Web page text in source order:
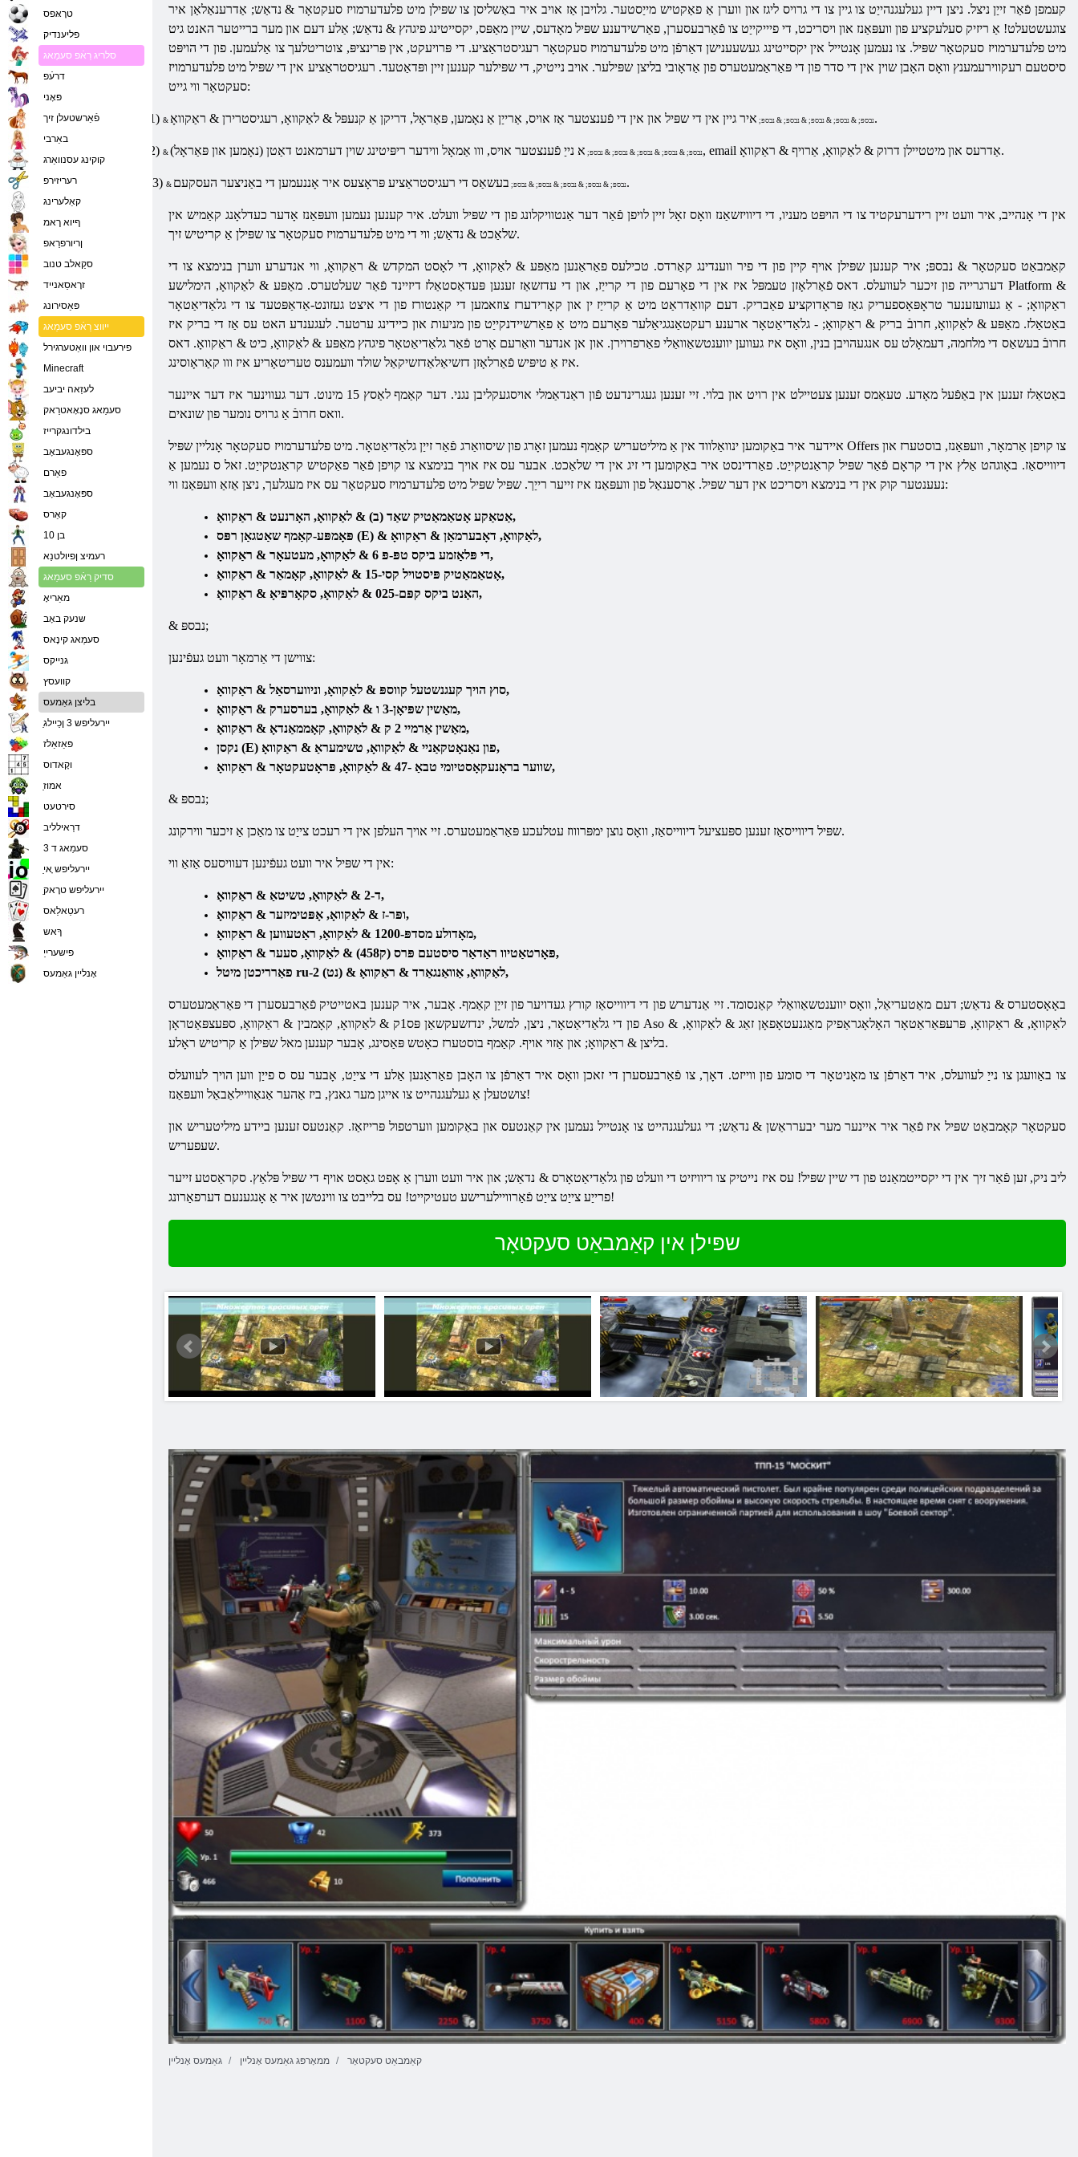
קעמפן פֿאַר זייַן ניצל. ניצן דיין געלעגנהייַט צו גיין צו די גרויס ליגז און ווערן אַ פאַקטיש מייַסטער. גלויבן אַז אויב איר באַשליסן צו שפּילן מיט פלעדערמויז סעקטאָר & נדאַש; אַדרענאַלאַן איר
צוגעשטעלט! אַ ריזיק סעלעקציע פון ​​וועפּאַנז און ויסריכט, די פיייקייַט צו פֿאַרבעסערן, פאַרשידענע שפּיל מאָדעס, שיין מאַפּס, יקסייטינג פיגהץ & נדאַש; אַלע דעם און מער ברייטער האנט גיט
מיטפלעדערמויז סעקטאָרשפּיל. צו נעמען אָנטייל אין יקסייטינג געשעענישן דאַרפֿן מיט פלעדערמויזסעקטאָר רעגיסטראַציע. די פּרויעקט, אין פּרינציפּ, צוטריטלעך צו אַלעמען. פון די הויפּט
סיסטעם רעקווירעמענץ וואָס האָבן שוין אין די סדר פון די פּאַראַמעטערס פון אַדאָובי בליצן שפּילער. אויב נייטיק, די שפּילער קענען זיין ופּדאַטעד. רעגיסטראַציע אין די שפּיל מיט פלעדערמויז
סעקטאָרווי גייט:
1) & נבספּ; & נבספּ; & נבספּ; & נבספּ; & נבספּ;איר גיין אין די שפּיל און אין די פֿענצטער אַז אויס, אַרייַן אַ נאָמען, פּאַראָל, דריקן אַ קנעפּל & לאַקוואָ, רעגיסטרירן & ראַקוואָ.
2) & נבספּ; & נבספּ; & נבספּ; & נבספּ; & נבספּ; א נייַ פֿענצטער אויס, ווו אַמאָל ווידער ריפּיטינג שוין דערמאנט דאַטן (נאָמען און פּאַראָל), email אַדרעס און מיטטיילן דרוק & לאַקוואָ, אַרויף & ראַקוואָ.
3) & נבספּ; & נבספּ; & נבספּ; & נבספּ; & נבספּ;בעשאַס די רעגיסטראַציע פּראָצעס איר אָננעמען די באַניצער העסקעם.
אין די אָנהייב, איר וועט זיין רידערעקטיד צו די הויפּט מעניו, די דיוויזשאַנז וואָס זאָל זיין לויפן פֿאַר דער אַנטוויקלונג פון די שפּיל וועלט. איר קענען נעמען וועפּאַנז אָדער כעדלאָנג קאַמיש אין
שלאַכט & נדאַש; ווי די מיט פלעדערמויז סעקטאָר צו שפּילן אַ קריטיש זיך.
קאַמבאַט סעקטאָר & נבספּ; איר קענען שפּילן אויף קיין פון די פיר ווענדינג קאַרדס. טכילעס פאַראַנען מאַפּע & לאַקוואָ, די לאָסט המקדש & ראַקוואָ, ווי אנדערע ווערן בנימצא צו די
דערגרייה פון זיכער לעוועלס. דאס פֿאַרלאָזן טעמפּל איז אין די פאָרעם פון די קרייַז, און די עדזשאַז זענען פּעדאַסטאַלז דיזיינד פֿאַר שעלטערס. מאַפּע & לאַקוואָ, הימלישע Platform &
ראַקוואָ; - אַ געוועזענער טראָפּאָספעריק גאַז פּראָדוקציע פאַבריק. דעם קוואַדראַט מיט אַ קרייַז ין און קאָרידערז צוזאמען די קאַנטורז פון די איצט געזונט-אַדאַפּטעד צו די גלאַדיאַטאָר
באַטאַלז. מאַפּע & לאַקוואָ, חרובֿ בריק & ראַקוואָ; - גלאַדיאַטאָר ארענע רעקטאַנגגיאַלער פאָרעם מיט אַ פאַרשיידנקייַט פון מניעות און כיידינג ערטער. לעגענדע האט עס אַז די בריק איז
חרובֿ בעשאַס די מלחמה, דעמאָלט עס אנגעהויבן בנין, וואָס איז געווען יווענטשאַוואַלי פאַרפרוירן. און אן אנדער וואַרעם אָרט פֿאַר גלאַדיאַטאָר פיגהץ מאַפּע & לאַקוואָ, כיט & ראַקוואָ. דאס
איז אַ טיפּיש פֿאַרלאָזן דזשיאַלאַדזשיקאַל שולד וועמענס טעריטאָריע איז ווו קאַראָוסינג.
באַטאַלז זענען אין באַפֿעל מאָדע. טעאַמס זענען צעטיילט אין רויט און בלוי. זיי זענען געגרינדעט פֿון ראַנדאַמלי אויסגעקליבן נגני. דער קאַמף לאַסץ 15 מינוט. דער געווינער איז דער איינער
וואס חרובֿ אַ גרויס נומער פון שונאים.
איידער איר באַקומען ינוואַלווד אין אַ מיליטעריש קאַמף נעמען זאָרג פון שיסוואַרג פֿאַר זייַן גלאַדיאַטאָר. מיטפלעדערמויז סעקטאָר אָנליין שפּיל Offers צו קויפן אַרמאָר, וועפּאַנז, בוסטערז און
דיווייסאַז. באָוגהט אַלץ אין די קראָם פֿאַר שפּיל קראַנטקייַט. פאַרדינסט איר באַקומען די זיג אין די שלאַכט. אבער עס איז אויך בנימצא צו קויפן פֿאַר פאַקטיש קראַנטקייַט. זאל ס נעמען אַ
נעענטער קוק אין די בנימצא ויסריכט אין דער שפּיל. אַרסענאַל פון וועפּאַנז איז זייער רייַך. שפּיל שפּיל מיט פלעדערמויז סעקטאָר עס איז מעגלעך, ניצן אַזאַ וועפּאַנז ווי:
אַטאַקע אָטאַמאַטיק שאַד (ב) & לאַקוואָ, האָרנעט & ראַקוואָ,
פּאָמפּע-קאַמף שאַטגאַן רפּס (E) & לאַקוואָ, דאָבערמאַן & ראַקוואָ,
די פּלאַזמע ביקס טפּ-פּ 6 & לאַקוואָ, מעטעאָר & ראַקוואָ,
אָטאַמאַטיק פּיסטויל קסי-15 & לאַקוואָ, קאָמאַר & ראַקוואָ,
האַנט ביקס קפּם-025 & לאַקוואָ, סקאָרפּיאָ & ראַקוואָ,
& נבספּ;
צווישן די אַרמאָר וועט געפֿינען:
סוץ הויך קעגנשטעל קווספּ & לאַקוואָ, וניווערסאַל & ראַקוואָ,
מאַשין שפּיאָן-3 ו & לאַקוואָ, בערסערק & ראַקוואָ,
מאַשין אַרמיי 2 ק & לאַקוואָ, קאָממאַנדאָ & ראַקוואָ,
נקסן (E) פון נאַנאָטקאַניי & לאַקוואָ, טשימעראַ & ראַקוואָ,
שווער בראָנעקאָסטיומי טבאַ -47 & לאַקוואָ, פּראָטעקטאָר & ראַקוואָ,
& נבספּ;
שפּיל דיווייסאַז זענען ספּעציעל דיווייסאַז, וואָס נוצן ימפּרוווז עטלעכע פּאַראַמעטערס. זיי אויך העלפן אין די רעכט צייַט צו מאַכן אַ זיכער ווירקונג.
אין די שפּיל איר וועט געפֿינען דעוויסעס אַזאַ ווי:
ד-2 & לאַקוואָ, טשיטאַ & ראַקוואָ,
ופּר-ז & לאַקוואָ, אָפּטימיזער & ראַקוואָ,
מאָדולע מסדפּ-1200 & לאַקוואָ, ראַטעווען & ראַקוואָ,
פּאָרטאַטיוו ראַדאַר סיסטעם פּרס (ק458) & לאַקוואָ, סעער & ראַקוואָ,
פאַרריכטן מיטל ru-2 (נט) & לאַקוואָ, אַוואַנגאַרד & ראַקוואָ,
באָאָסטערס & נדאַש; דעם מאַטעריאַל, וואָס יווענטשאַוואַלי קאַנסומד. זיי אַנדערש פון די דיווייסאַז קורץ געדויער פון זייַן קאַמף. אָבער, איר קענען באטייטיק פֿאַרבעסערן די פּאַראַמעטערס
פון די גלאַדיאַטאָר, ניצן, למשל, ינדזשעקשאַן פּס1ק & לאַקוואָ, קאָמבין & ראַקוואָ, ספּעצפּאַטראָן Aso & לאַקוואָ, & ראַקוואָ, פּרעפּאַראַטאָר האָלאָגראַפיק מאַגנעטאָפאָן זאַג & לאַקוואָ,
בליצן & ראַקוואָ; און אַזוי אויף. קאַמף בוסטערז כאָטש פּאַסינג, אָבער קענען מאל שפּילן אַ קריטיש ראָלע.
צו באַוועגן צו נייַ לעוועלס, איר דאַרפֿן צו מאָניטאָר די סומע פון ​​ווייזט. דאָך, צו פֿאַרבעסערן די זאכן וואָס איר דאַרפֿן צו האָבן פאַראַנען אַלע די צייַט, אָבער עס ס פייַן ווען הויך לעוועלס
צושטעלן אַ געלעגנהייט צו אייגן מער גאנץ, ביז אַהער אַנאַוויילאַבאַל וועפּאַנז!
סעקטאָר קאָמבאַט שפּיל איז פֿאַר איר איינער מער יבערראַשן & נדאַש; די געלעגנהייט צו אָנטייל נעמען אין קאַנטעס און באַקומען ווערטפול פּרייזאַז. קאַנטעס זענען ביידע מיליטעריש און
שעפעריש.
ליב ניק, זען פֿאַר זיך אין די יקסייטמאַנט פון די שיין שפּיל! עס איז נייטיק צו ריוויזיט די וועלט פון גלאַדיאַטאָרס & נדאַש; און איר וועט ווערן אַ אָפט גאַסט אויף די שפּיל פּלאַץ. סקראַסטע זייער
פרייַע צייַט צייַט פֿאַרוויילערישע טעטיקייט! עס בלייבט צו ווינטשן איר אַ אָנגענעם דערפאַרונג!
שפּילן אין קאַמבאַט סעקטאָר
גאַמעס אָנליין ממאָרפּג גאַמעס אָנליין קאַמבאַט סעקטאָר
טרָאּפס
פליענדיק
סלריג רַאֿפ סעמַאג
דרעֿפ
פּאָני
פֿאַרשטעלן זיך
באַרבי
קוקינג עסנוואַרג
רעריזירפ
קאַלערינג
ףיוא ךאמ
ןריורפרַאפ
סקַאלב טנוב
זרָאסַאנייד
פּאַסירונג
ייווצ רַאֿפ סעמַאג
פירעבוי און וואַטערגירל
Minecraft
לעזַאה יביעב
סעמַאג סנָאָאטרַאק
בילדונגקרייז
ספּאָנגעבאָב
פאַרם
ספּאָנגעבאָב
קאַרס
בן 10
רעמיצ ןפיולטנַא
סדיק רַאֿפ סעמַאג
מאַריאָ
שנעק באָב
סעמַאג קינָאס
גנייקס
קוועסץ
בליצן גאַמעס
ַיירעליּפש 3 ןכַיילג
פּאַזאַלז
וקָאדוס
ַאמוז
סירטעט
דרַאילליב
סעמַאג ד 3
ַיירעליּפש ָאי
ַיירעליּפש טרָאק
רעטַאלַאס
ךָאש
פישערייַ
אָנליין גאַמעס